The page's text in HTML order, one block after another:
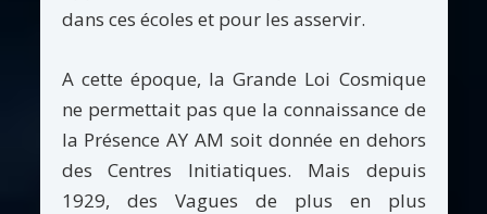
dans ces écoles et pour les asservir.
A cette époque, la Grande Loi Cosmique
ne permettait pas que la connaissance de
la Présence AY AM soit donnée en dehors
des Centres Initiatiques. Mais depuis
1929, des Vagues de plus en plus